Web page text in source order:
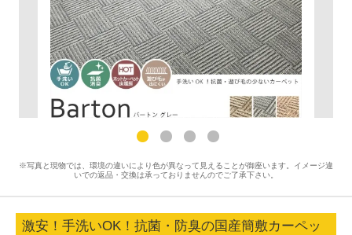
※写真と現物では、環境の違いにより色が異なって見えることが御座います。イメージ違
いでの返品・交換は承っておりませんのでご了承下さい。
激安！手洗いOK！抗菌・防臭の国産簡敷カーペッ